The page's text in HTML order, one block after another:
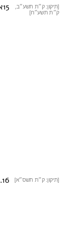
15א
[תיקון: ק״ת תשע״ב,
ק״ת תשע״ח]
16
. [תיקון: ק״ת תשס״א]